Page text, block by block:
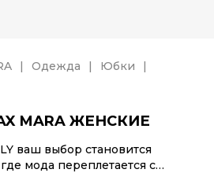
Одежда
Юбки
MARA ЖЕНСКИЕ
ваш выбор становится
мода переплетается с